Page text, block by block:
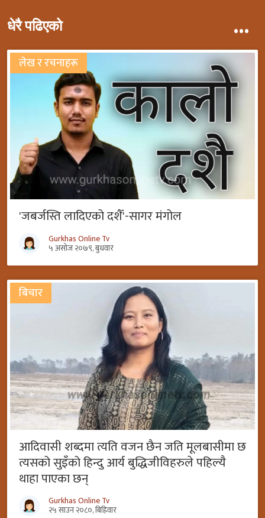
धेरै पढिएको ...
लेख र रचनाहरू
'जबर्जस्ति लादिएको दशैँ'-सागर मंगोल
Gurkhas Online Tv
५ असोज २०७९, बुधवार
बिचार
आदिवासी शब्दमा त्यति वजन छैन जति मूलबासीमा छ
त्यसको सुइँको हिन्दु आर्य बुद्धिजीविहरुले पहिल्यै
थाहा पाएका छन्
Gurkhas Online Tv
२५ साउन २०८०, बिहिवार